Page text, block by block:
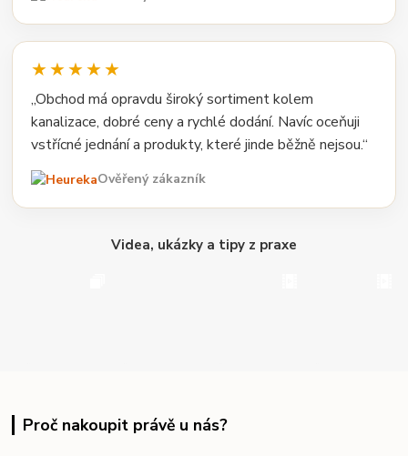
★★★★★
„Obchod má opravdu široký sortiment kolem
kanalizace, dobré ceny a rychlé dodání. Navíc oceňuji
vstřícné jednání a produkty, které jinde běžně nejsou.“
Ověřený zákazník
Videa, ukázky a tipy z praxe
Proč nakoupit právě u nás?